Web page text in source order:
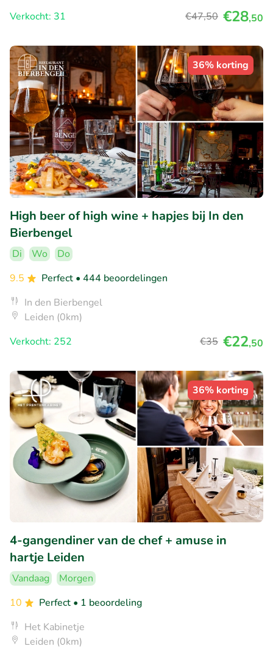
Verkocht: 31
€47,50 €28,50
36% korting
High beer of high wine + hapjes bij In den
Bierbengel
Di Wo
Do
9.5
Perfect • 444 beoordelingen
In den Bierbengel
Leiden (0km)
Verkocht: 252
€35 €22,50
36% korting
4-gangendiner van de chef + amuse in
hartje Leiden
Vandaag
Morgen
10
Perfect • 1 beoordeling
Het Kabinetje
Leiden (0km)